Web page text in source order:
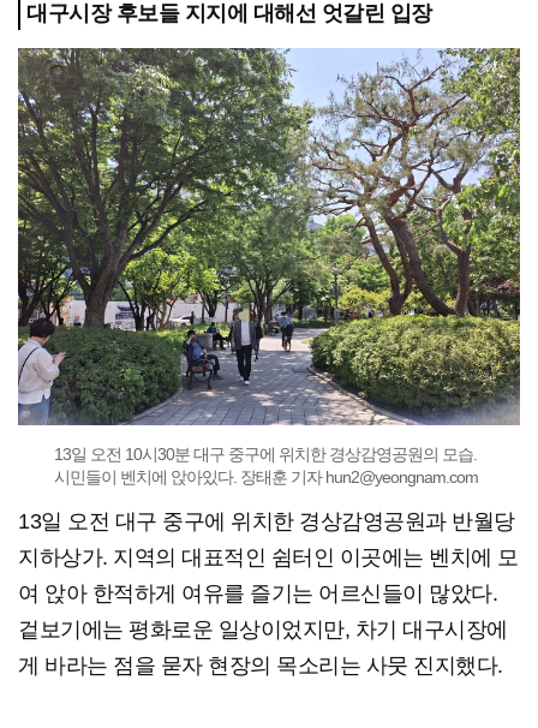
대구시장 후보들 지지에 대해선 엇갈린 입장
13일 오전 10시30분 대구 중구에 위치한 경상감영공원의 모습.
시민들이 벤치에 앉아있다. 장태훈 기자 hun2@yeongnam.com
13일 오전 대구 중구에 위치한 경상감영공원과 반월당
지하상가. 지역의 대표적인 쉼터인 이곳에는 벤치에 모
여 앉아 한적하게 여유를 즐기는 어르신들이 많았다.
겉보기에는 평화로운 일상이었지만, 차기 대구시장에
게 바라는 점을 묻자 현장의 목소리는 사뭇 진지했다.